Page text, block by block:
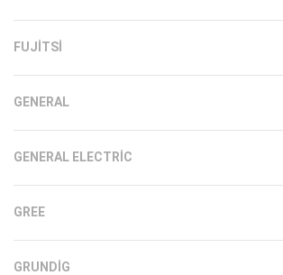
FUJITSI
GENERAL
GENERAL ELECTRIC
GREE
GRUNDIG